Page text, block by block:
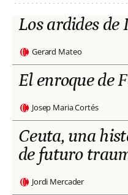
Los ardides de
Gerard Mateo
El enroque de
Josep Maria Cortés
Ceuta, una
de futuro
Jordi Mercader